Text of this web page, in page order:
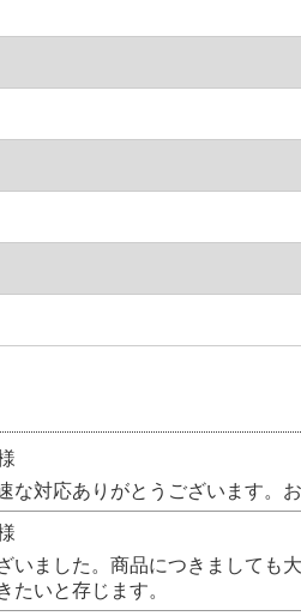
対応ありがとうございます。
いました。商品につきましても
たいと存じます。